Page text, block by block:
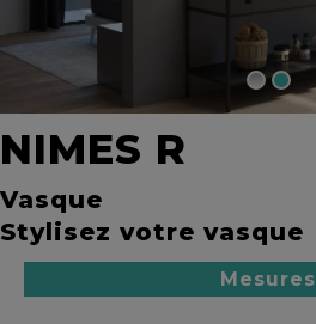
NIMES R
Vasque
Stylisez votre vasque
Mesures